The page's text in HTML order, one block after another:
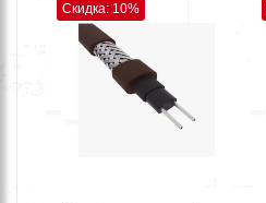
Скидка: 10%